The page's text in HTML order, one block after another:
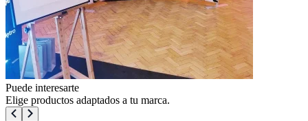
Puede interesarte
Elige productos adaptados a tu marca.